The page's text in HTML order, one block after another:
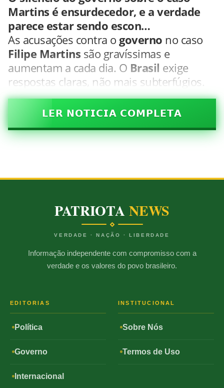
Martins é ensurdecedor, e a verdade
parece estar sendo escon…
As acusações contra o governo no caso
Filipe Martins são gravíssimas e
aumentam a cada dia. O Brasil exige
respostas claras, não mais subterfúgios.
𝗟𝗘𝗥 𝗡𝗢𝗧𝗜𝗖𝗜𝗔 𝗖𝗢𝗠𝗣𝗟𝗘𝗧𝗔
PATRIOTANEWS
VERDADE · NAÇÃO · LIBERDADE
Informação independente com compromisso com a
verdade e os valores do povo brasileiro.
EDITORIAS
Política
Governo
Internacional
INSTITUCIONAL
Sobre Nós
Termos de Uso